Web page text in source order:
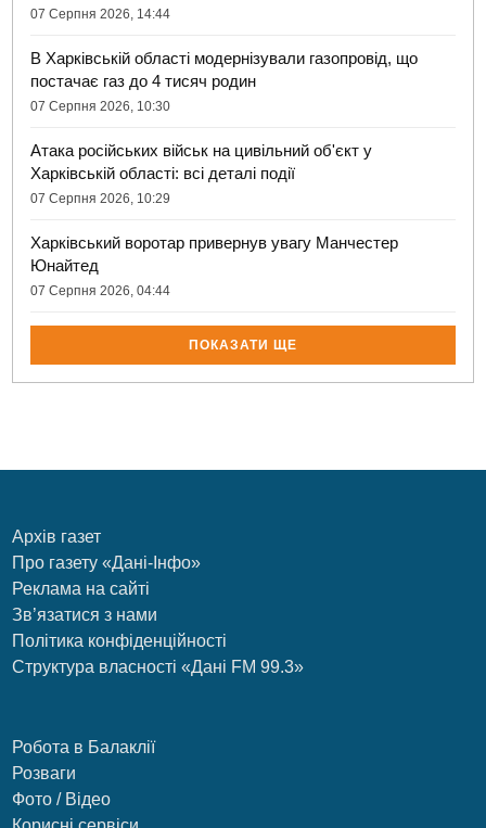
07 Серпня 2026, 14:44
В Харківській області модернізували газопровід, що
постачає газ до 4 тисяч родин
07 Серпня 2026, 10:30
Атака російських військ на цивільний об'єкт у
Харківській області: всі деталі події
07 Серпня 2026, 10:29
Харківський воротар привернув увагу Манчестер
Юнайтед
07 Серпня 2026, 04:44
ПОКАЗАТИ ЩЕ
Архів газет
Про газету «Дані-Інфо»
Реклама на сайті
Зв’язатися з нами
Політика конфіденційності
Структура власності «Дані FM 99.3»
Робота в Балаклії
Розваги
Фото / Відео